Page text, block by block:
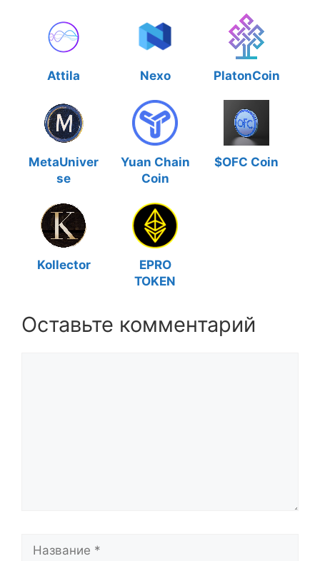
Attila Nexo PlatonCoin
MetaUniver
se
Yuan Chain
Coin
$OFC Coin
Kollector
EPRO
TOKEN
Оставьте комментарий
Название